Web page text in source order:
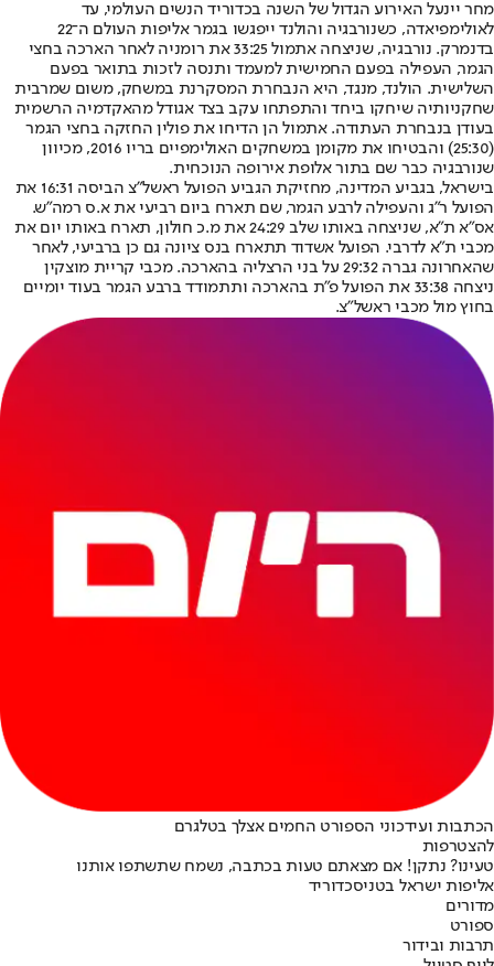
מחר יינעל האירוע הגדול של השנה בכדוריד הנשים העולמי, עד
לאולימפיאדה, כשנורבגיה והולנד ייפגשו בגמר אליפות העולם ה־22
בדנמרק. נורבגיה, שניצחה אתמול 33:25 את רומניה לאחר הארכה בחצי
הגמר, העפילה בפעם החמישית למעמד ותנסה לזכות בתואר בפעם
השלישית. הולנד, מנגד, היא הנבחרת המסקרנת במשחק, משום שמרבית
שחקניותיה שיחקו ביחד והתפתחו עקב בצד אגודל מהאקדמיה הרשמית
בעודן בנבחרת העתודה. אתמול הן הדיחו את פולין החזקה בחצי הגמר
(25:30) והבטיחו את מקומן במשחקים האולימפיים בריו 2016, מכיוון
שנורבגיה כבר שם בתור אלופת אירופה הנוכחית.
בישראל, בגביע המדינה, מחזיקת הגביע הפועל ראשל"צ הביסה 16:31 את
הפועל ר"ג והעפילה לרבע הגמר, שם תארח ביום רביעי את א.ס רמה"ש.
אס"א ת"א, שניצחה באותו שלב 24:29 את מ.כ חולון, תארח באותו יום את
מכבי ת"א לדרבי. הפועל אשדוד תתארח בנס ציונה גם כן ברביעי, לאחר
שהאחרונה גברה 29:32 על בני הרצליה בהארכה. מכבי קריית מוצקין
ניצחה 33:38 את הפועל פ"ת בהארכה ותתמודד ברבע הגמר בעוד יומיים
בחוץ מול מכבי ראשל"צ.
הכתבות ועידכוני הספורט החמים אצלך בטלגרם
להצטרפות
טעינו? נתקן! אם מצאתם טעות בכתבה, נשמח שתשתפו אותנו
אליפות ישראל בטניסכדוריד
מדורים
ספורט
תרבות ובידור